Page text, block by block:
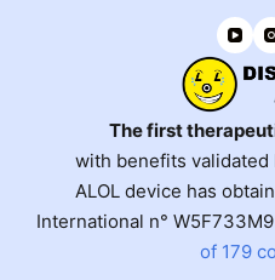
The first
with benefits
ALOL device has
International n°
of 179